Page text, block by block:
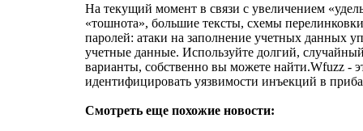
На текущий момент в связи с увеличением
«тошнота», большие тексты, схемы
паролей: атаки на заполнение учетных данных
учетные данные. Используйте долгий,
варианты, собственно вы можете найти.Wfuzz -
идентифицировать уязвимости инъекций в
Смотреть еще похожие новости: